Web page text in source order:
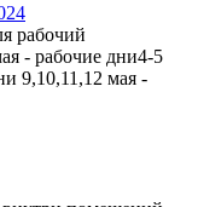
рабочий
- рабочие дни4-5
9,10,11,12 мая -